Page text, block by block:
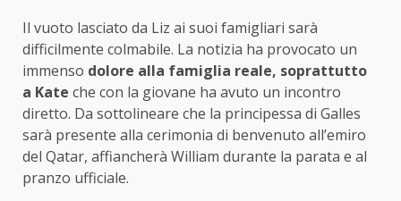
Il vuoto lasciato da Liz ai suoi famigliari sarà
difficilmente colmabile. La notizia ha provocato un
immenso dolore alla famiglia reale, soprattutto
a Kate che con la giovane ha avuto un incontro
diretto. Da sottolineare che la principessa di Galles
sarà presente alla cerimonia di benvenuto all’emiro
del Qatar, affiancherà William durante la parata e al
pranzo ufficiale.